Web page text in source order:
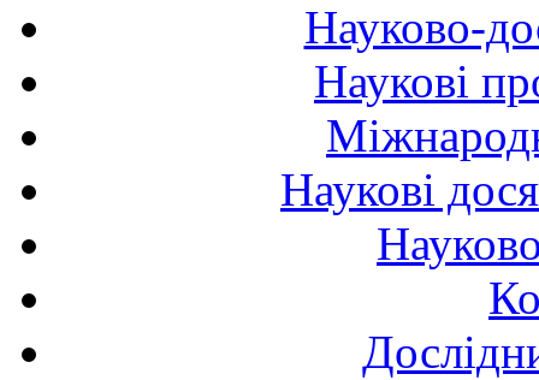
Науково-
Наукові
Наукові